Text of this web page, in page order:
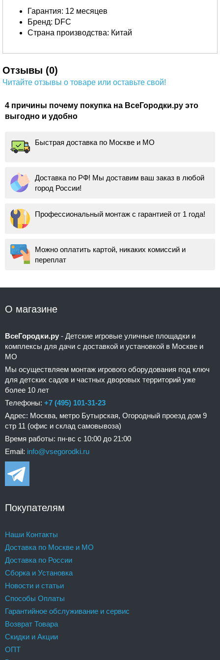
Гарантия: 12 месяцев
Бренд: DFC
Страна производства: Китай
Отзывы (0)
Читайте отзывы о товаре или оставьте свой!
4 причины почему покупка на ВсеГородки.ру это
выгодно и удобно
Быстрая доставка по Москве и МО
Доставка по РФ! Мы доставим ваш заказ в любой
город России!
Профессиональный монтаж с гарантией от 1 года!
Можно оплатить картой, никаких комиссий и
переплат
О магазине
ВсеГородки.ру - Детские игровые уличные площадки и
комплексы для дачи с доставкой и установкой в Москве и
МО
Мы осуществляем монтаж игрового оборудования под ключ
для детских садов и частных дворовых территорий уже
более 10 лет
Телефоны: +7 (495) 101-31-23
Адрес: Москва, метро Бутырская, Огородный проезд дом 9
стр 11 (офис и склад самовывоза)
Время работы: пн-вс с 10:00 до 21:00
Email: info@vsegorodki.ru
Покупателям
Наши Контакты
Доставка по Москве и МО
Доставка по России
Сборка и Установка
Новости и статьи
Способы Оплаты
Гарантийное обслуживание и сервис
Возврат Товара
Скидки и Акции
ОПТ